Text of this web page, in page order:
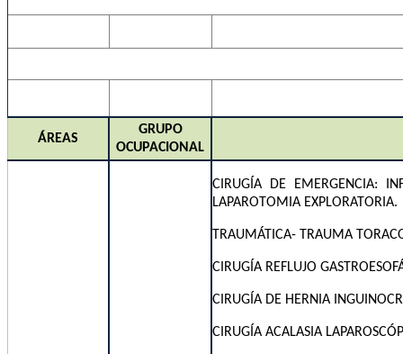
ÁREAS
GRUPO
OCUPACIONAL
CIRUGÍA DE EMERGENCIA:
LAPAROTOMIA EXPLORATORIA.
TRAUMÁTICA- TRAUMA
CIRUGÍA REFLUJO
CIRUGÍA DE HERNIA
CIRUGÍA ACALASIA